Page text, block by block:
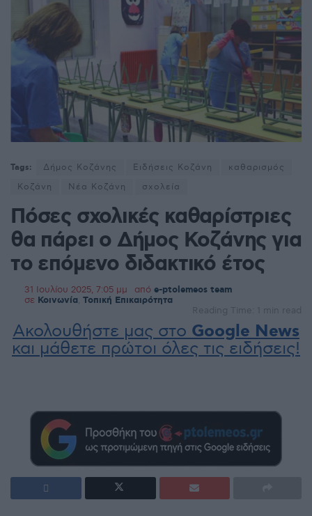
Tags: Δήμος Κοζάνης Ειδήσεις Κοζάνη
καθαρισμός
Κοζάνη
Νέα Κοζάνη σχολεία
Πόσες σχολικές καθαρίστριες
θα πάρει ο Δήμος Κοζάνης για
το επόμενο διδακτικό έτος
31 Ιουλίου 2025, 7:05 μμ από e-ptolemeos team
σε Κοινωνία Τοπική Επικαιρότητα
Reading Time: 1 min read
Ακολουθήστε μας στο Google News
και μάθετε πρώτοι όλες τις ειδήσεις!